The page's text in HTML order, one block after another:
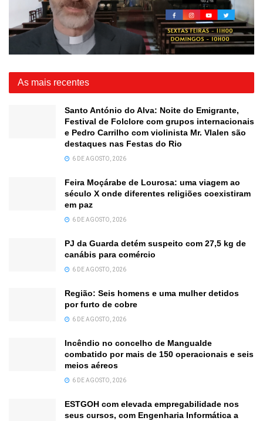
As mais recentes
Santo António do Alva: Noite do Emigrante,
Festival de Folclore com grupos internacionais
e Pedro Carrilho com violinista Mr. Vlalen são
destaques nas Festas do Rio
6 DE AGOSTO, 2026
Feira Moçárabe de Lourosa: uma viagem ao
século X onde diferentes religiões coexistiram
em paz
6 DE AGOSTO, 2026
PJ da Guarda detém suspeito com 27,5 kg de
canábis para comércio
6 DE AGOSTO, 2026
Região: Seis homens e uma mulher detidos
por furto de cobre
6 DE AGOSTO, 2026
Incêndio no concelho de Mangualde
combatido por mais de 150 operacionais e seis
meios aéreos
6 DE AGOSTO, 2026
ESTGOH com elevada empregabilidade nos
seus cursos, com Engenharia Informática a